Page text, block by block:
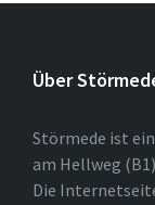
Über
Störmede ist
am Hellweg
Die